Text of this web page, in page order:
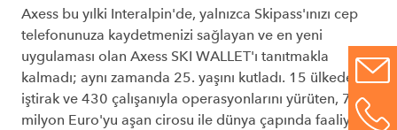
Axess bu yılki Interalpin'de, yalnızca Skipass'ınızı cep
telefonunuza kaydetmenizi sağlayan ve en yeni
uygulaması olan Axess SKI WALLET'ı tanıtmakla
kalmadı; aynı zamanda 25. yaşını kutladı. 15 ülkede 16
iştirak ve 430 çalışanıyla operasyonlarını yürüten, 78
milyon Euro'yu aşan cirosu ile dünya çapında faaliyet